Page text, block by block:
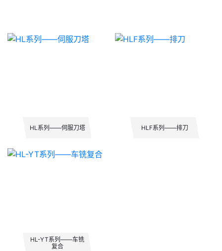
HL系列——伺服刀塔 HLF系列——排刀
HL-YT系列——车铣
复合